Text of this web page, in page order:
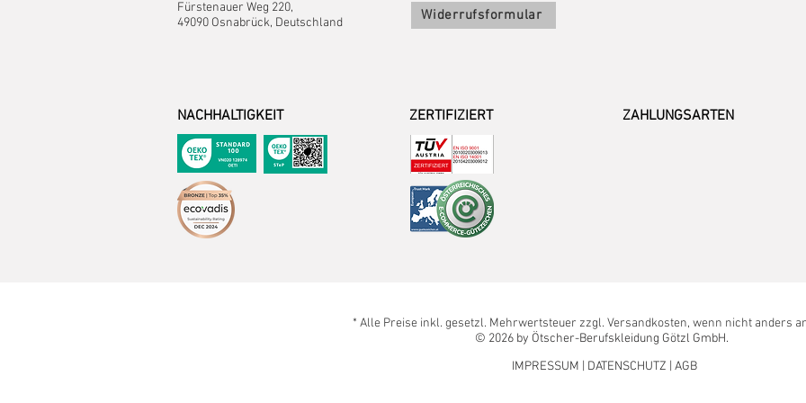
Fürstenauer Weg 220,
49090 Osnabrück, Deutschland
Widerrufsformular
NACHHALTIGKEIT ZERTIFIZIERT ZAHLUNGSARTEN
* Alle Preise inkl. gesetzl. Mehrwertsteuer zzgl. Versandkosten, wenn nicht anders
© 2026 by Ötscher-Berufskleidung Götzl GmbH.
IMPRESSUM
DATENSCHUTZ AGB